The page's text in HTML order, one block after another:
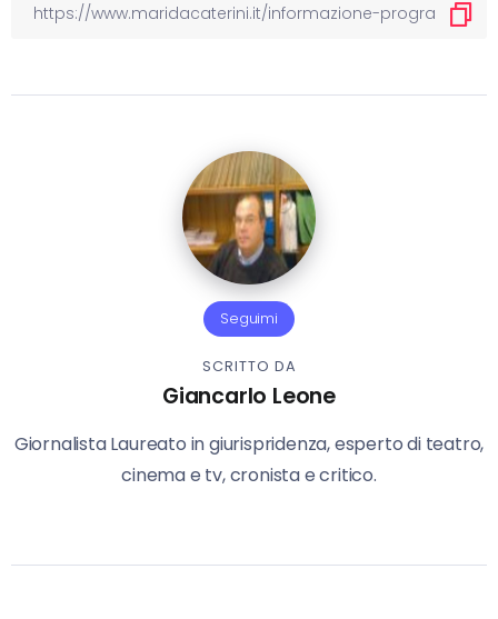
Seguimi
SCRITTO DA
Giancarlo Leone
Giornalista Laureato in giurispridenza, esperto di teatro,
cinema e tv, cronista e critico.